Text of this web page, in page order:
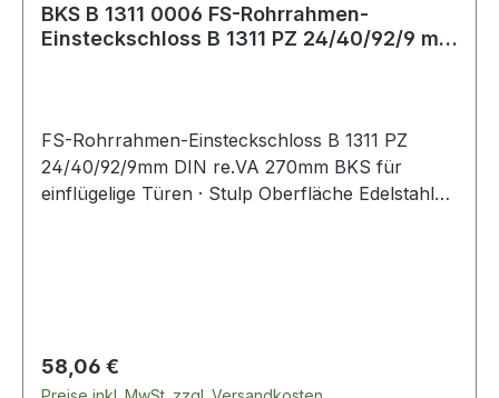
BKS B 1311 0006 FS-Rohrrahmen-
Einsteckschloss B 1311 PZ 24/40/92/9 mm
FS-Rohrrahmen-Einsteckschloss B 1311 PZ
24/40/92/9mm DIN re.VA 270mm BKS für
einflügelige Türen · Stulp Oberfläche Edelstahl
Lochung: PZ
Regulärer Preis:
58,06 €